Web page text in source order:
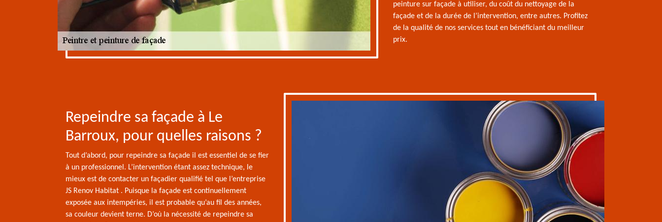
peinture sur façade à utiliser, du coût du nettoyage de la
façade et de la durée de l’intervention, entre autres. Profitez
de la qualité de nos services tout en bénéficiant du meilleur
prix.
Repeindre sa façade à Le
Barroux, pour quelles raisons ?
Tout d’abord, pour repeindre sa façade il est essentiel de se fier
à un professionnel. L’intervention étant assez technique, le
mieux est de contacter un façadier qualifié tel que l’entreprise
JS Renov Habitat . Puisque la façade est continuellement
exposée aux intempéries, il est probable qu’au fil des années,
sa couleur devient terne. D’où la nécessité de repeindre sa